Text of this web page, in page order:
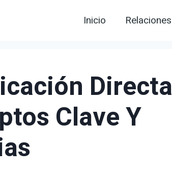
Inicio Relaciones
Directa
Clave Y